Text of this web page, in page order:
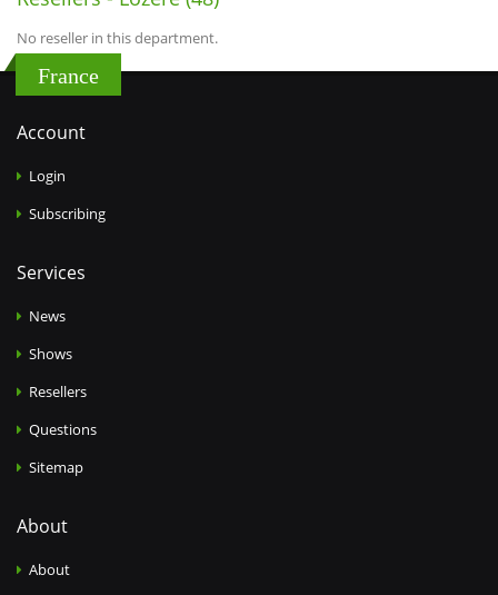
No reseller in this department.
France
Account
Login
Subscribing
Services
News
Shows
Resellers
Questions
Sitemap
About
About